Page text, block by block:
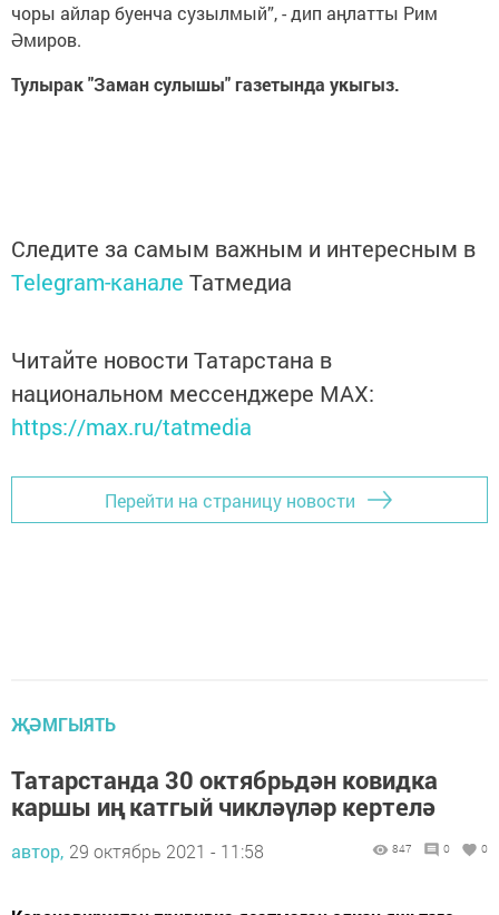
чоры айлар буенча сузылмый”, - дип аңлатты Рим
Әмиров.
Тулырак "Заман сулышы" газетында укыгыз.
Следите за самым важным и интересным в
Telegram-канале Татмедиа
Читайте новости Татарстана в
национальном мессенджере MАХ:
https://max.ru/tatmedia
Перейти на страницу новости
ҖӘМГЫЯТЬ
Татарстанда 30 октябрьдән ковидка
каршы иң катгый чикләүләр кертелә
автор, 29 октябрь 2021 - 11:58 847 0 0